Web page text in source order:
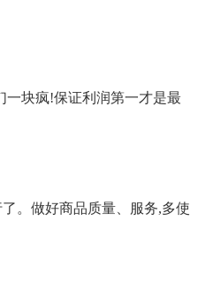
一块疯!保证利润第一才是最
。做好商品质量、服务,多使